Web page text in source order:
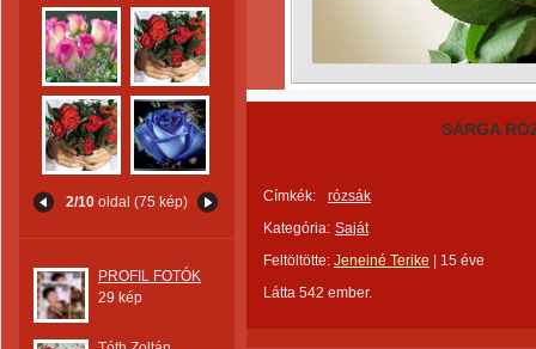
2/10 oldal (75 kép)
PROFIL FOTÓK
29 kép
SÁRGA
Címkék:
rózsák
Kategória: Saját
Feltöltötte: Jeneiné Terike
15 éve
Látta 542 ember.